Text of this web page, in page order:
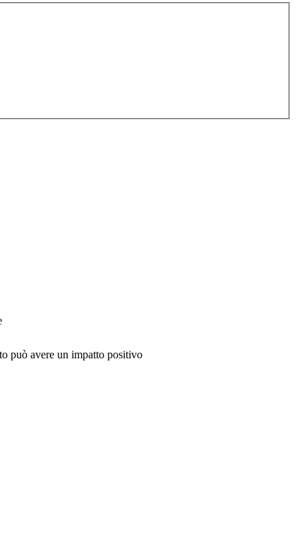
può avere un impatto positivo